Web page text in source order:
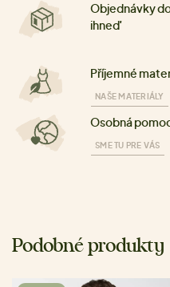
Objednávky
ihneď
Příjemné
NAŠE MATERIÁLY
Osobná
SME TU PRE VÁS
Podobné produkty